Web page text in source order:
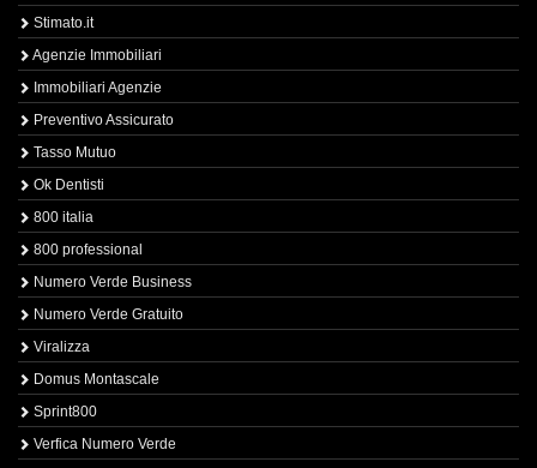
Stimato.it
Agenzie Immobiliari
Immobiliari Agenzie
Preventivo Assicurato
Tasso Mutuo
Ok Dentisti
800 italia
800 professional
Numero Verde Business
Numero Verde Gratuito
Viralizza
Domus Montascale
Sprint800
Verfica Numero Verde